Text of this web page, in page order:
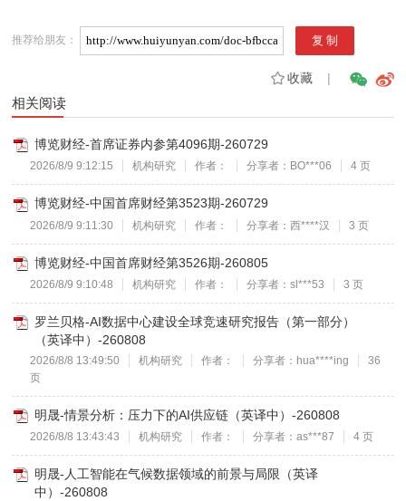
推荐给朋友：
收藏|
相关阅读
博览财经-首席证券内参第4096期-260729
2026/8/9 9:12:15 机构研究 作者： 分享者：BO***06 4 页
博览财经-中国首席财经第3523期-260729
2026/8/9 9:11:30 机构研究 作者： 分享者：西****汉 3 页
博览财经-中国首席财经第3526期-260805
2026/8/9 9:10:48 机构研究 作者： 分享者：sl***53 3 页
罗兰贝格-AI数据中心建设全球竞速研究报告（第一部分）
（英译中）-260808
2026/8/8 13:49:50 机构研究 作者： 分享者：hua****ing
36
页
明晟-情景分析：压力下的AI供应链（英译中）-260808
2026/8/8 13:43:43 机构研究 作者： 分享者：as***87 4 页
明晟-人工智能在气候数据领域的前景与局限（英译
中）-260808